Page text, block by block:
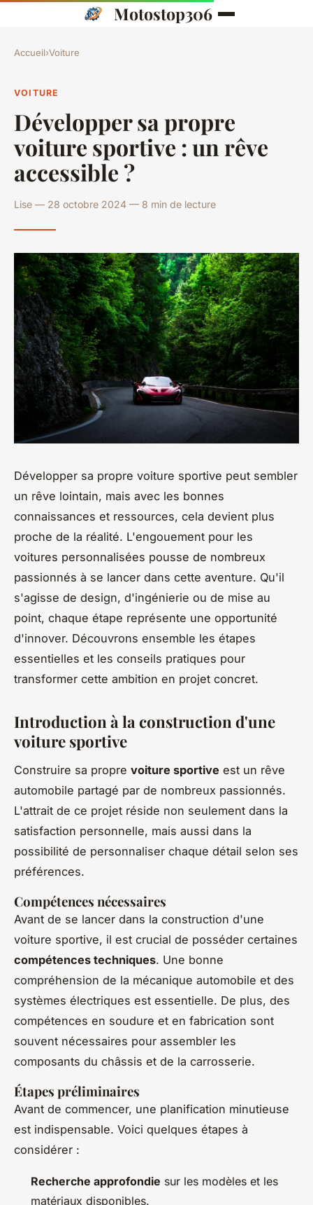
Motostop306
Accueil›Voiture
VOITURE
Développer sa propre
voiture sportive : un rêve
accessible ?
Lise — 28 octobre 2024 — 8 min de lecture
Développer sa propre voiture sportive peut sembler
un rêve lointain, mais avec les bonnes
connaissances et ressources, cela devient plus
proche de la réalité. L'engouement pour les
voitures personnalisées pousse de nombreux
passionnés à se lancer dans cette aventure. Qu'il
s'agisse de design, d'ingénierie ou de mise au
point, chaque étape représente une opportunité
d'innover. Découvrons ensemble les étapes
essentielles et les conseils pratiques pour
transformer cette ambition en projet concret.
Introduction à la construction d'une
voiture sportive
Construire sa propre voiture sportive est un rêve
automobile partagé par de nombreux passionnés.
L'attrait de ce projet réside non seulement dans la
satisfaction personnelle, mais aussi dans la
possibilité de personnaliser chaque détail selon ses
préférences.
Compétences nécessaires
Avant de se lancer dans la construction d'une
voiture sportive, il est crucial de posséder certaines
compétences techniques. Une bonne
compréhension de la mécanique automobile et des
systèmes électriques est essentielle. De plus, des
compétences en soudure et en fabrication sont
souvent nécessaires pour assembler les
composants du châssis et de la carrosserie.
Étapes préliminaires
Avant de commencer, une planification minutieuse
est indispensable. Voici quelques étapes à
considérer :
Recherche approfondie sur les modèles et les
matériaux disponibles.